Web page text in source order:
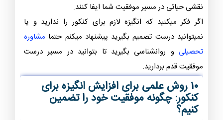
نقشی حیاتی در مسیر موفقیت شما ایفا کنند.
اگر فکر میکنید که انگیزه لازم برای کنکور را ندارید و یا
نمیتوانید درست تصمیم بگیرید پیشنهاد میکنم حتما مشاوره
تحصیلی و روانشناسی بگیرید تا بتوانید در مسیر درست
موفقیت قدم بردارید.
۱۰ روش علمی برای افزایش انگیزه برای
کنکور: چگونه موفقیت خود را تضمین
کنیم؟